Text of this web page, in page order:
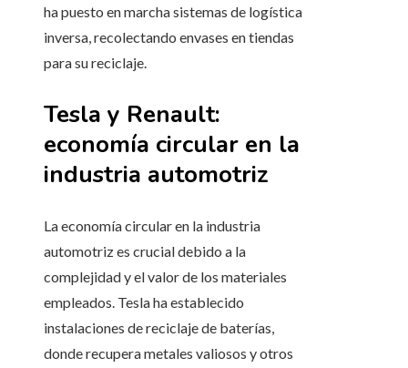
ha puesto en marcha sistemas de logística
inversa, recolectando envases en tiendas
para su reciclaje.
Tesla y Renault:
economía circular en la
industria automotriz
La economía circular en la industria
automotriz es crucial debido a la
complejidad y el valor de los materiales
empleados. Tesla ha establecido
instalaciones de reciclaje de baterías,
donde recupera metales valiosos y otros